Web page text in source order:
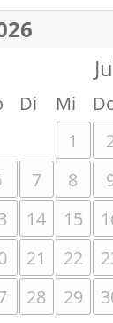
Di Mi
1
7 8
14 15
21 22
28 29